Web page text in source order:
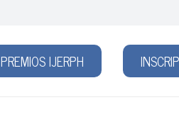
PREMIOS IJERPH